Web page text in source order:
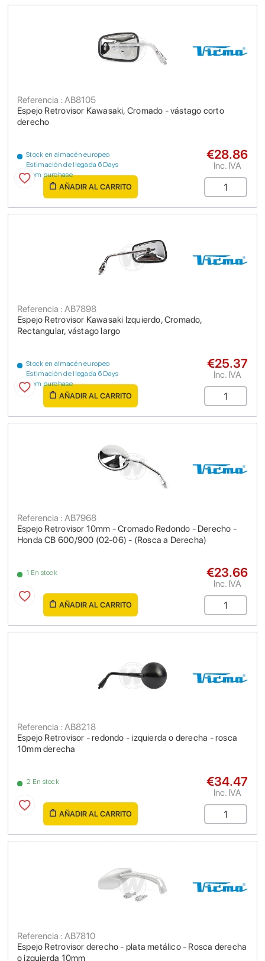
Espejo Retrovisor Kawasaki, Cromado - vástago corto
derecho
Referencia : AB8105
Stock en almacén europeo
Estimación de llegada 6 Days
from purchase
€28.86
Inc. IVA
AÑADIR AL CARRITO
Espejo Retrovisor Kawasaki Izquierdo, Cromado,
Rectangular, vástago largo
Referencia : AB7898
Stock en almacén europeo
Estimación de llegada 6 Days
from purchase
€25.37
Inc. IVA
AÑADIR AL CARRITO
Espejo Retrovisor 10mm - Cromado Redondo - Derecho -
Honda CB 600/900 (02-06) - (Rosca a Derecha)
Referencia : AB7968
1 En stock €23.66
Inc. IVA
AÑADIR AL CARRITO
Espejo Retrovisor - redondo - izquierda o derecha - rosca
10mm derecha
Referencia : AB8218
2 En stock €34.47
Inc. IVA
AÑADIR AL CARRITO
Espejo Retrovisor derecho - plata metálico - Rosca derecha
o izquierda 10mm
Referencia : AB7810